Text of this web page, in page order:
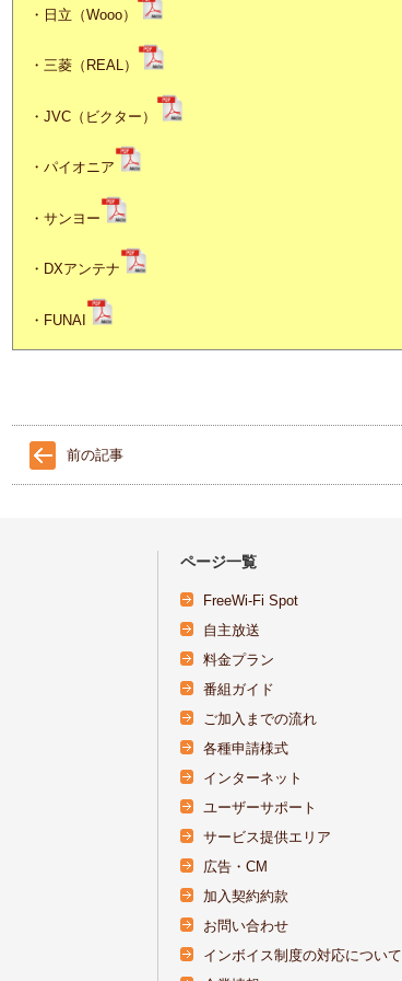
・日立（Wooo）
・三菱（REAL）
・JVC（ビクター）
・パイオニア
・サンヨー
・DXアンテナ
・FUNAI
前の記事
ページ一覧
FreeWi-Fi Spot
自主放送
料金プラン
番組ガイド
ご加入までの流れ
各種申請様式
インターネット
ユーザーサポート
サービス提供エリア
広告・CM
加入契約約款
お問い合わせ
インボイス制度の対応について